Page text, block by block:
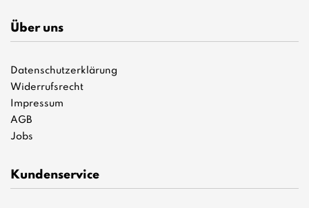
Über uns
Datenschutzerklärung
Widerrufsrecht
Impressum
AGB
Jobs
Kundenservice